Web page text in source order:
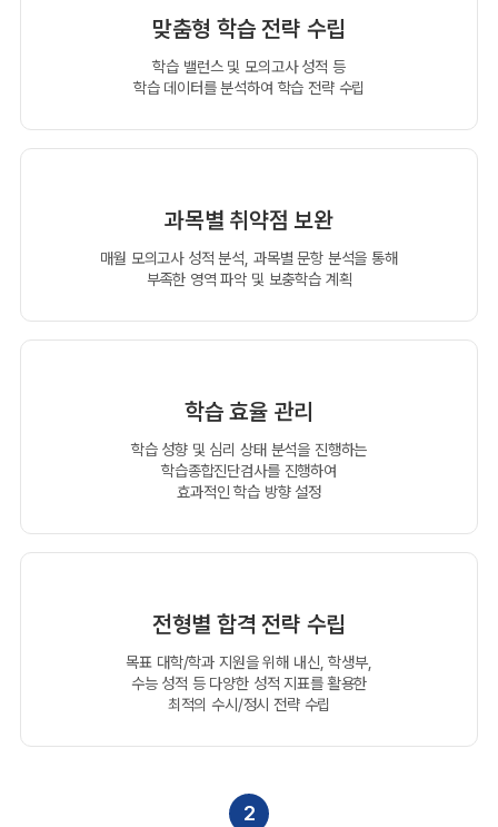
맞춤형 학습 전략 수립
학습 밸런스 및 모의고사 성적 등
학습 데이터를 분석하여 학습 전략 수립
과목별 취약점 보완
매월 모의고사 성적 분석, 과목별 문항 분석을 통해
부족한 영역 파악 및 보충학습 계획
학습 효율 관리
학습 성향 및 심리 상태 분석을 진행하는
학습종합진단검사를 진행하여
효과적인 학습 방향 설정
전형별 합격 전략 수립
목표 대학/학과 지원을 위해 내신, 학생부,
수능 성적 등 다양한 성적 지표를 활용한
최적의 수시/정시 전략 수립
2